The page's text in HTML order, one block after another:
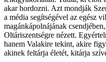
akar hordozni. Azt mondják
a média segítségével az egész
magánkápolnájának
Oltáriszentségre nézett.
hanem Valakire tekint, akire
akinek feltárja életét, kitárja